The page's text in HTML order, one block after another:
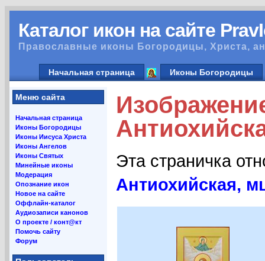
Каталог икон на сайте
Православные иконы Богородицы, Христа,
Начальная страница Иконы Богородицы
Меню сайта
Начальная страница
Иконы Богородицы
Иконы Иисуса Христа
Иконы Ангелов
Иконы Святых
Минейные иконы
Модерация
Опознание икон
Новое на сайте
Оффлайн-каталог
Аудиозаписи канонов
О проекте / конт@кт
Помочь сайту
Форум
Эта страничка
Антиохийская,